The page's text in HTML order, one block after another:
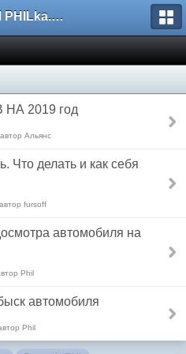
ФОРУМ PHILka.RU
2019 год
автор Альянс
Что делать и как себя
автор fursoff
автомобиля на
Phil
автомобиля
Phil